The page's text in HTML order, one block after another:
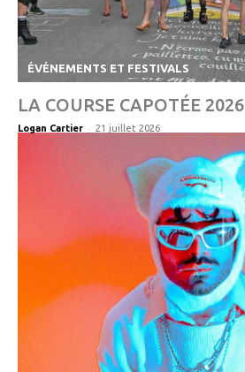
ÉVÉNEMENTS ET FESTIVALS
LA COURSE CAPOTÉE 2026
Logan Cartier - 21 juillet 2026